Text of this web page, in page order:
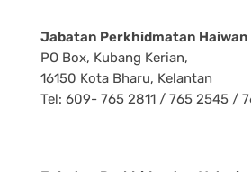
Jabatan Perkhidmatan Haiwan
PO Box, Kubang Kerian,
16150 Kota Bharu, Kelantan
Tel: 609- 765 2811 / 765 2545 /